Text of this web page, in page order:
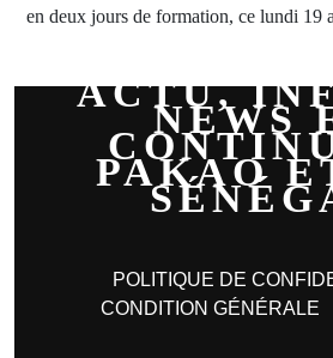
en deux jours de formation, ce lundi
ACTU,
NEWS
PAKAO
POLITIQUE DE
CONDITION GÉNÉRALE